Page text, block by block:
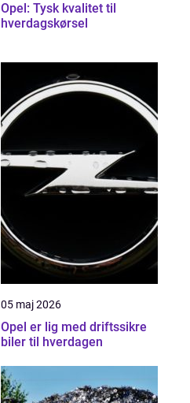
Opel: Tysk kvalitet til
hverdagskørsel
05 maj 2026
Opel er lig med driftssikre
biler til hverdagen